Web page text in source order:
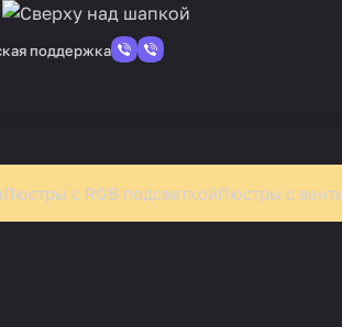
поддержка
Люстры с RGB подсветкойЛюстры с